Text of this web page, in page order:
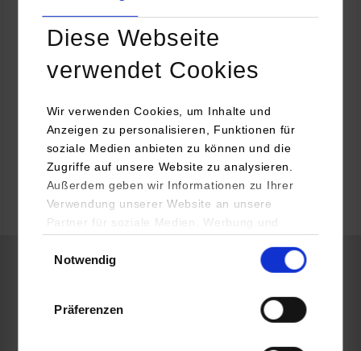
Diese Webseite
verwendet Cookies
Wir verwenden Cookies, um Inhalte und
Anzeigen zu personalisieren, Funktionen für
soziale Medien anbieten zu können und die
Zugriffe auf unsere Website zu analysieren.
Außerdem geben wir Informationen zu Ihrer
Verwendung unserer Website an unsere
Partner für soziale Medien, Werbung und
YouTube, Google Maps) führen diese
Daten zusammen, die Sie ihnen bereitgestellt
haben oder die sie im Rahmen Ihrer Nutzung
Notwendig
Präferenzen
01714117814
philipp.schoell@kemmler.de